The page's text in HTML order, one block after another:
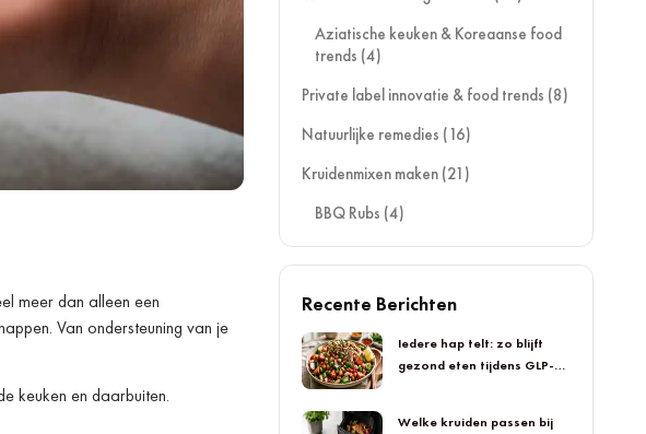
meer dan alleen een
Van ondersteuning van je
keuken en daarbuiten.
Aziatische keuken & Koreaanse food
trends (4)
Private label innovatie & food trends (8)
Natuurlijke remedies (16)
Kruidenmixen maken (21)
BBQ Rubs (4)
Recente Berichten
Iedere hap telt: zo blijft
gezond eten tijdens GLP-1
Welke kruiden passen bij